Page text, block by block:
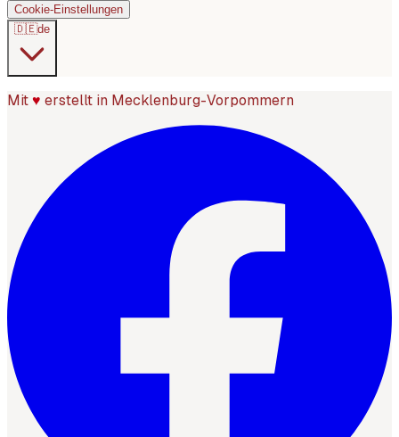
Cookie-Einstellungen
🇩🇪de
Mit ♥ erstellt in Mecklenburg-Vorpommern